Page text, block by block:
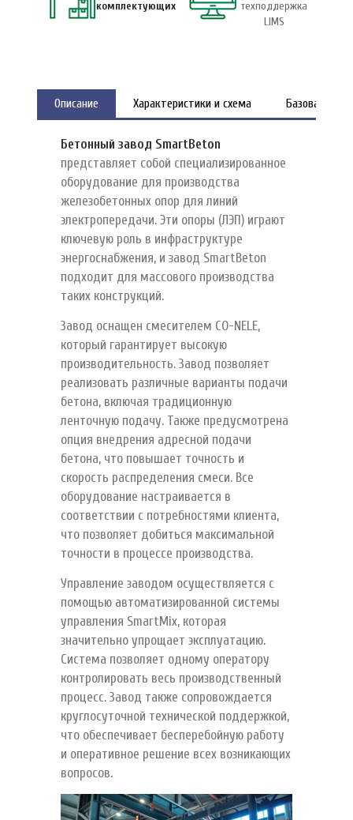
комплектующих
техподдержка
LIMS
Описание Характеристики и схема Базовая
Бетонный завод SmartBeton
представляет собой специализированное
оборудование для производства
железобетонных опор для линий
электропередачи. Эти опоры (ЛЭП) играют
ключевую роль в инфраструктуре
энергоснабжения, и завод SmartBeton
подходит для массового производства
таких конструкций.
Завод оснащен смесителем CO-NELE,
который гарантирует высокую
производительность. Завод позволяет
реализовать различные варианты подачи
бетона, включая традиционную
ленточную подачу. Также предусмотрена
опция внедрения адресной подачи
бетона, что повышает точность и
скорость распределения смеси. Все
оборудование настраивается в
соответствии с потребностями клиента,
что позволяет добиться максимальной
точности в процессе производства.
Управление заводом осуществляется с
помощью автоматизированной системы
управления SmartMix, которая
значительно упрощает эксплуатацию.
Система позволяет одному оператору
контролировать весь производственный
процесс. Завод также сопровождается
круглосуточной технической поддержкой,
что обеспечивает бесперебойную работу
и оперативное решение всех возникающих
вопросов.